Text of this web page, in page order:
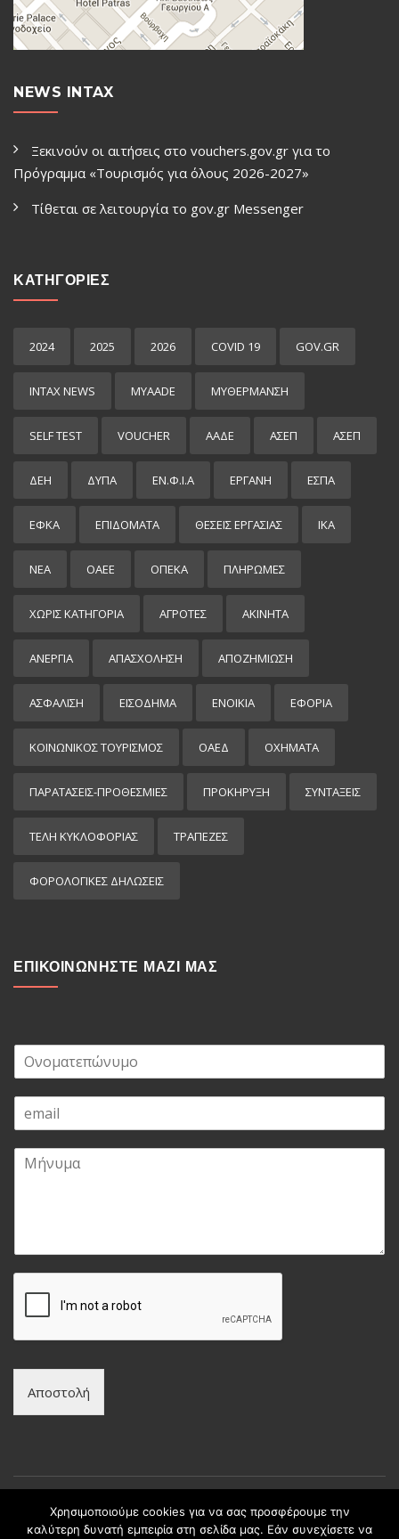
NEWS INTAX
Ξεκινούν οι αιτήσεις στο vouchers.gov.gr για το
Πρόγραμμα «Τουρισμός για όλους 2026-2027»
Τίθεται σε λειτουργία το gov.gr Μessenger
ΚΑΤΗΓΟΡΙΕΣ
2024 2025 2026 COVID 19 GOV.GR
INTAX NEWS MYAADE MYΘΈΡΜΑΝΣΗ
SELF TEST VOUCHER ΑΑΔΕ ΑΣΕΠ ΑΣΕΠ
ΔΕΗ ΔΥΠΑ ΕΝ.Φ.Ι.Α ΕΡΓΑΝΗ ΕΣΠΑ
ΕΦΚΑ ΕΠΙΔΌΜΑΤΑ ΘΕΣΕΙΣ ΕΡΓΑΣΙΑΣ ΙΚΑ
ΝΕΑ ΟΑΕΕ ΟΠΕΚΑ ΠΛΗΡΩΜΕΣ
ΧΩΡΊΣ ΚΑΤΗΓΟΡΊΑ ΑΓΡΟΤΕΣ ΑΚΙΝΗΤΑ
ΑΝΕΡΓΙΑ ΑΠΑΣΧΟΛΗΣΗ ΑΠΟΖΗΜΙΩΣΗ
ΑΣΦΑΛΙΣΗ ΕΙΣΌΔΗΜΑ ΕΝΟΙΚΙΑ ΕΦΟΡΙΑ
ΚΟΙΝΩΝΙΚΟΣ ΤΟΥΡΙΣΜΟΣ ΟΑΕΔ ΟΧΗΜΑΤΑ
ΠΑΡΑΤΑΣΕΙΣ-ΠΡΟΘΕΣΜΙΕΣ ΠΡΟΚΉΡΥΞΗ ΣΥΝΤΑΞΕΙΣ
ΤΕΛΗ ΚΥΚΛΟΦΟΡΙΑΣ ΤΡΑΠΕΖΕΣ
ΦΟΡΟΛΟΓΙΚΕΣ ΔΗΛΩΣΕΙΣ
ΕΠΙΚΟΙΝΩΝΗΣΤΕ ΜΑΖΙ ΜΑΣ
m
Μ
Αποστολή
Χρησιμοποιούμε cookies για να σας προσφέρουμε την
καλύτερη δυνατή εμπειρία στη σελίδα μας. Εάν συνεχίσετε να